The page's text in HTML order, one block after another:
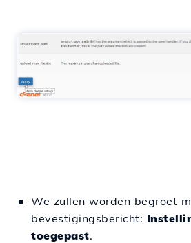
We zullen worden begroet
bevestigingsbericht:
toegepast.